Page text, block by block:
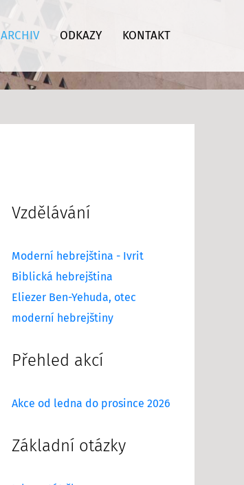
ARCHIV ODKAZY KONTAKT
Vzdělávání
Moderní hebrejština - Ivrit
Biblická hebrejština
Eliezer Ben-Yehuda, otec
moderní hebrejštiny
Přehled akcí
Akce od ledna do prosince 2026
Základní otázky